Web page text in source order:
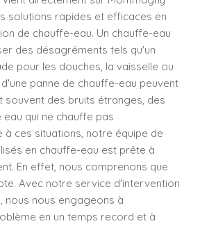
solutions rapides et efficaces en
de chauffe-eau. Un chauffe-eau
des désagréments tels qu'un
pour les douches, la vaisselle ou
panne de chauffe-eau peuvent
souvent des bruits étranges, des
qui ne chauffe pas
à ces situations, notre équipe de
en chauffe-eau est prête à
En effet, nous comprenons que
Avec notre service d'intervention
nous nous engageons à
en un temps record et à